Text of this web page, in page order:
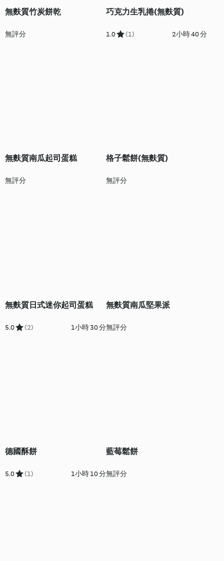
無麩質竹炭餅乾
無評分
巧克力生乳捲(無麩質)
1.0 (1) 2小時 40 分
無麩質南瓜起司蛋糕
無評分
格子鬆餅(無麩質)
無評分
無麩質日式迷你起司蛋糕
5.0 (2) 1小時 30 分
無麩質南瓜堅果派
無評分
德國酥餅
5.0 (1) 1小時 10 分
藍莓鬆餅
無評分